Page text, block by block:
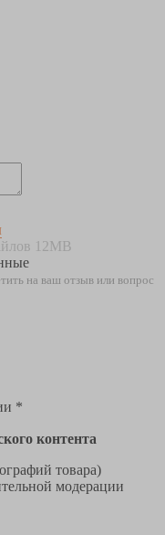
12MB
на ваш отзыв или вопрос
*
контента
товара)
модерации